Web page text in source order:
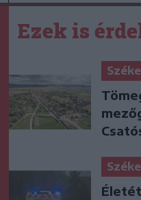
Ezek is